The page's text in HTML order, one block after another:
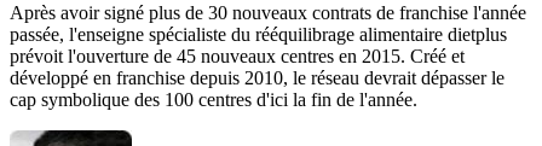
Après avoir signé plus de 30 nouveaux contrats de franchise l'année
passée, l'enseigne spécialiste du rééquilibrage alimentaire dietplus
prévoit l'ouverture de 45 nouveaux centres en 2015. Créé et
développé en franchise depuis 2010, le réseau devrait dépasser le
cap symbolique des 100 centres d'ici la fin de l'année.